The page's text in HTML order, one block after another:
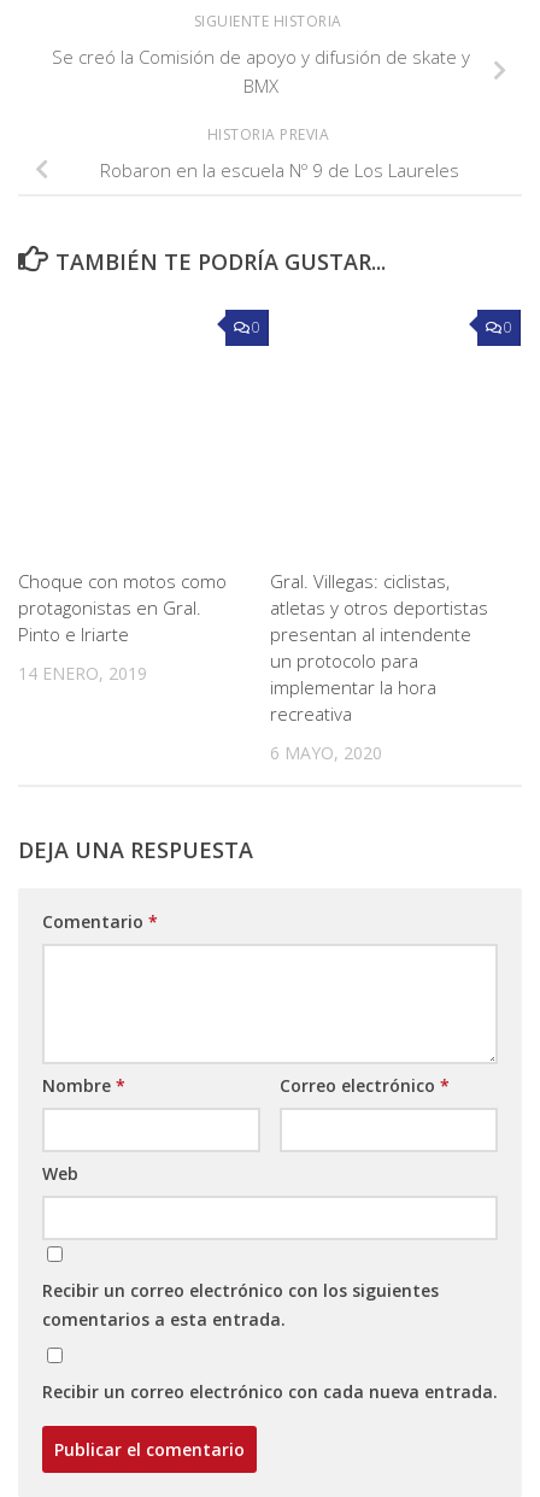
SIGUIENTE HISTORIA
Se creó la Comisión de apoyo y difusión de skate y
BMX
HISTORIA PREVIA
Robaron en la escuela Nº 9 de Los Laureles
TAMBIÉN TE PODRÍA GUSTAR...
0
Choque con motos como
protagonistas en Gral.
Pinto e Iriarte
14 ENERO, 2019
0
Gral. Villegas: ciclistas,
atletas y otros deportistas
presentan al intendente
un protocolo para
implementar la hora
recreativa
6 MAYO, 2020
DEJA UNA RESPUESTA
Comentario *
Nombre * Correo electrónico *
Web
Recibir un correo electrónico con los siguientes
comentarios a esta entrada.
Recibir un correo electrónico con cada nueva entrada.